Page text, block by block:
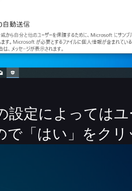
設定によっては
で「はい」をク